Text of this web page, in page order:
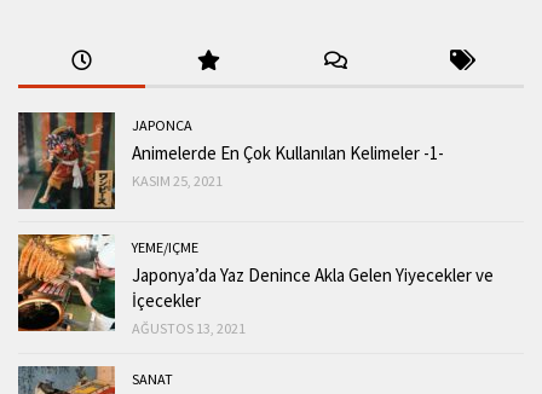
JAPONCA
Animelerde En Çok Kullanılan Kelimeler -1-
KASIM 25, 2021
YEME/IÇME
Japonya’da Yaz Denince Akla Gelen Yiyecekler ve
İçecekler
AĞUSTOS 13, 2021
SANAT